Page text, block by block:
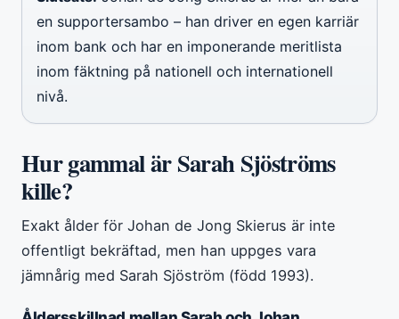
en supportersambo – han driver en egen karriär
inom bank och har en imponerande meritlista
inom fäktning på nationell och internationell
nivå.
Hur gammal är Sarah Sjöströms
kille?
Exakt ålder för Johan de Jong Skierus är inte
offentligt bekräftad, men han uppges vara
jämnårig med Sarah Sjöström (född 1993).